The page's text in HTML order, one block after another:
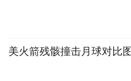
美火箭残骸撞击月球对比图